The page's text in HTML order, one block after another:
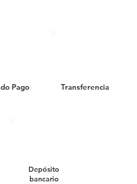
Pago Transferencia
Depósito
bancario